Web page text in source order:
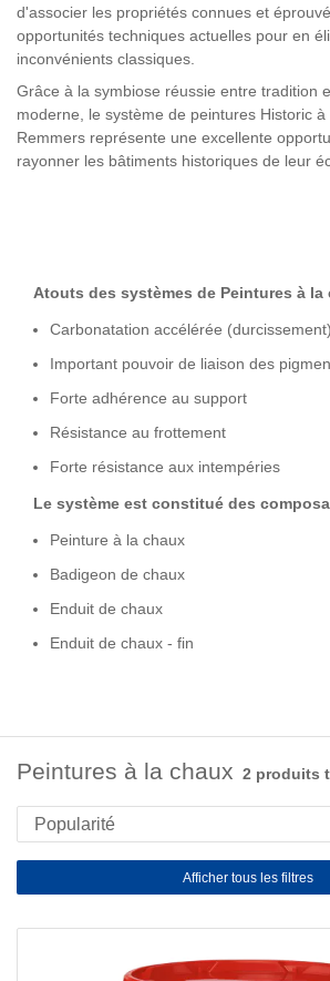
d'associer les propriétés connues et
opportunités techniques actuelles pour en
inconvénients classiques.
Grâce à la symbiose réussie entre tradition
moderne, le système de peintures Historic
Remmers représente une excellente
rayonner les bâtiments historiques de leur
Atouts des systèmes de Peintures à
Carbonatation accélérée (durcissement)
Important pouvoir de liaison des
Forte adhérence au support
Résistance au frottement
Forte résistance aux intempéries
Le système est constitué des
Peinture à la chaux
Badigeon de chaux
Enduit de chaux
Enduit de chaux - fin
Peintures à la chaux 2 produits
Afficher tous les filtres